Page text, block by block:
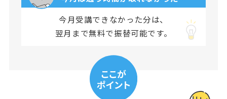
今月受講できなかった分は、
翌月まで無料で振替可能です。